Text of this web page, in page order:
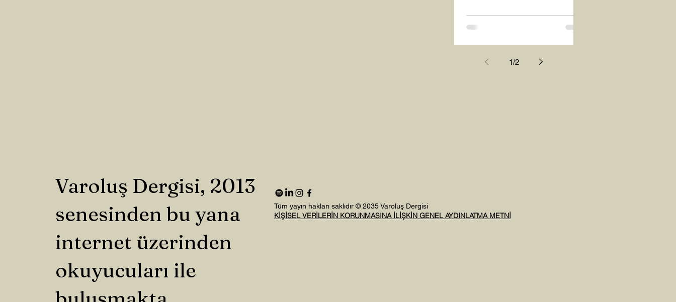
1/2
Varoluş Dergisi, 2013
senesinden bu yana
internet üzerinden
okuyucuları ile
Tüm yayın hakları saklıdır © 2035 Varoluş Dergisi
KİŞİSEL VERİLERİN KORUNMASINA İLİŞKİN GENEL AYDINLATMA METNİ